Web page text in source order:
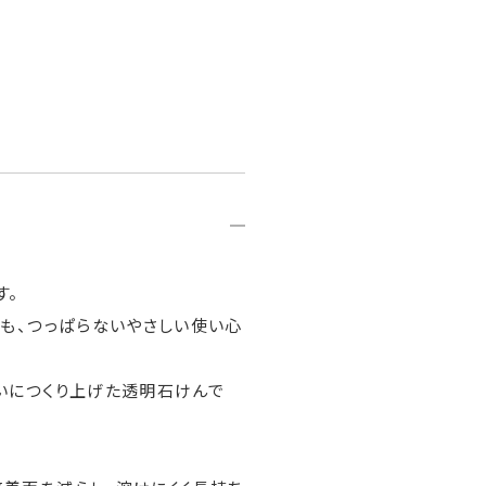
、つっぱらないやさしい使い心
につくり上げた透明石けんで